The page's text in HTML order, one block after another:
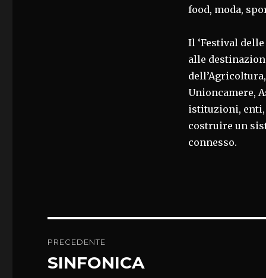
food, moda,
Il ‘Festival
alle
Unioncamere,
istituzioni, enti,
costruire un
connesso.
articoli
PRECEDENTE
Articolo
SINFONICA